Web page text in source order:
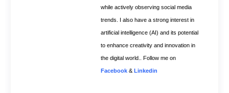
while actively observing social media
trends. I also have a strong interest in
artificial intelligence (AI) and its potential
to enhance creativity and innovation in
the digital world.. Follow me on
Facebook & Linkedin